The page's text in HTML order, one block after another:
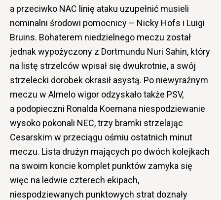
a przeciwko NAC linię ataku uzupełnić musieli
nominalni środowi pomocnicy – Nicky Hofs i Luigi
Bruins. Bohaterem niedzielnego meczu został
jednak wypożyczony z Dortmundu Nuri Sahin, który
na listę strzelców wpisał się dwukrotnie, a swój
strzelecki dorobek okrasił asystą. Po niewyraźnym
meczu w Almelo wigor odzyskało także PSV,
a podopieczni Ronalda Koemana niespodziewanie
wysoko pokonali NEC, trzy bramki strzelając
Cesarskim w przeciągu ośmiu ostatnich minut
meczu. Lista drużyn mających po dwóch kolejkach
na swoim koncie komplet punktów zamyka się
więc na ledwie czterech ekipach,
niespodziewanych punktowych strat doznały